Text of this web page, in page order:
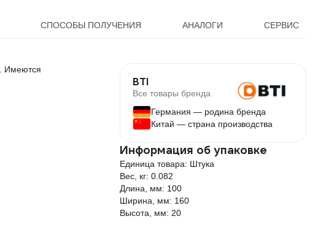
СПОСОБЫ ПОЛУЧЕНИЯ АНАЛОГИ СЕРВИС
Имеются
BTI
Все товары бренда
Германия — родина бренда
Китай — страна производства
Информация об упаковке
Единица товара: Штука
Вес, кг: 0.082
Длина, мм: 100
Ширина, мм: 160
Высота, мм: 20